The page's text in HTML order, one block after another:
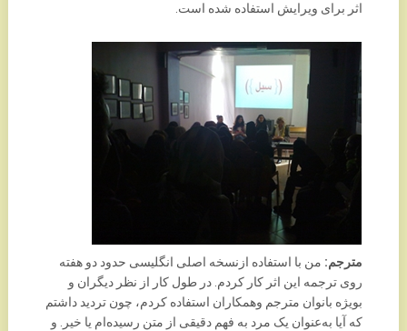
اثر برای ویرایش استفاده شده است.
مترجم: من با استفاده ازنسخه اصلی انگلیسی حدود دو هفته
روی ترجمه این اثر کار کردم. در طول کار از نظر دیگران و
بویژه بانوان مترجم وهمکاران استفاده کردم، چون تردید داشتم
که آیا به‌عنوان یک مرد به فهم دقیقی از متن رسیده‌ام یا خیر. و